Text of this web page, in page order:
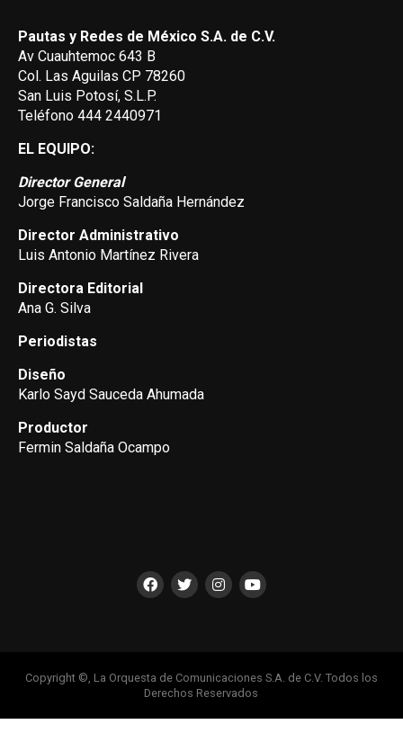
Pautas y Redes de México S.A. de C.V.
Av Cuauhtemoc 643 B
Col. Las Aguilas CP 78260
San Luis Potosí, S.L.P.
Teléfono 444 2440971
EL EQUIPO:
Director General
Jorge Francisco Saldaña Hernández
Director Administrativo
Luis Antonio Martínez Rivera
Directora Editorial
Ana G. Silva
Periodistas
Diseño
Karlo Sayd Sauceda Ahumada
Productor
Fermin Saldaña Ocampo
Copyright ©, La Orquesta de Comunicaciones S.A. de C.V. Todos los
Derechos Reservados